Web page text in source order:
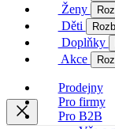
Ženy
Děti
Doplňky
Akce
Prodejny
Pro firmy
Pro B2B